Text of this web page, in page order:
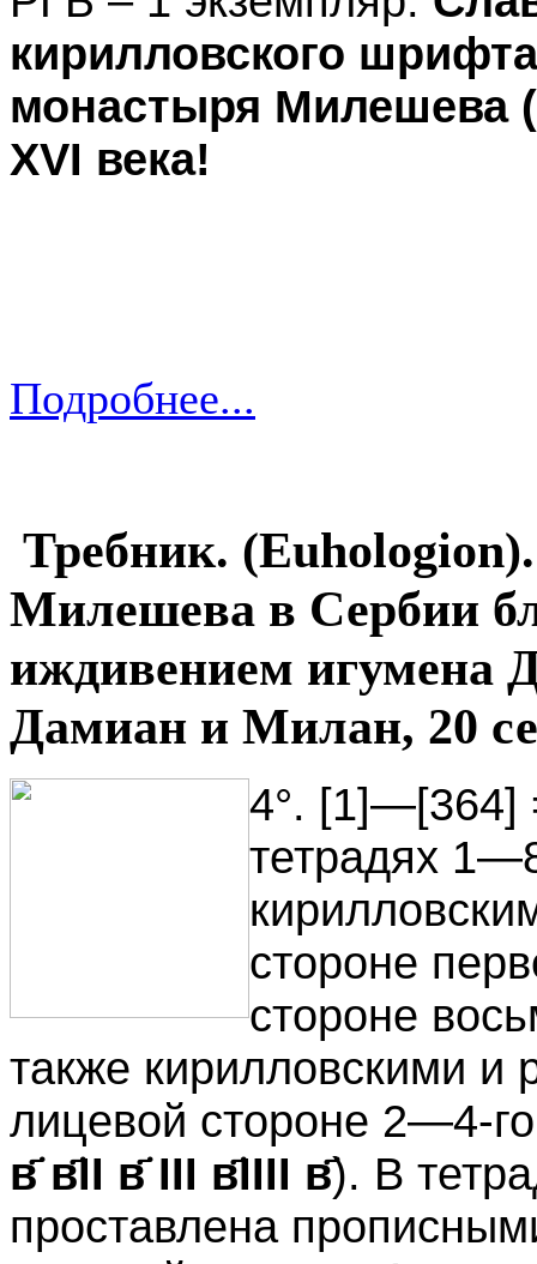
кирилловского
монастыря Милешева
XVI века!
Подробнее...
Требник.
Милешева в Сербии
иждивением игумена
Дамиан и Милан, 20
4°. [1]—[364]
тетрадях
стороне
стороне
также кирилловскими
лицевой стороне 2—4-
в҃ в҃II в҃ III в҃IIII в҃). В
проставлена